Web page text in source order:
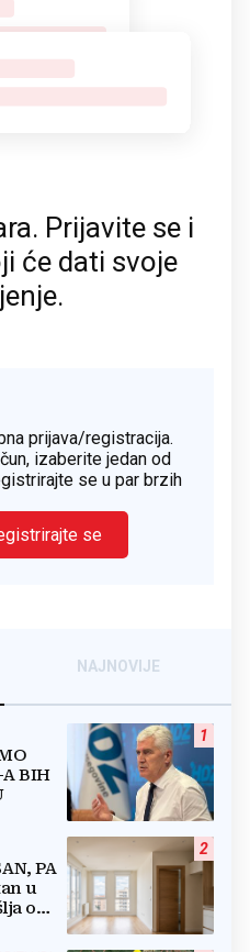
Prijavite se i
će dati svoje
prijava/registracija.
izaberite jedan od
se u par brzih
se
NAJNOVIJE
1
A BIH
2
PA
u
o